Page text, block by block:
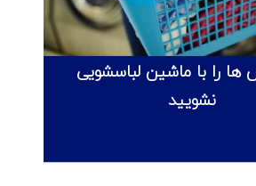
ها را با ماشین لباسشویی
نشویید